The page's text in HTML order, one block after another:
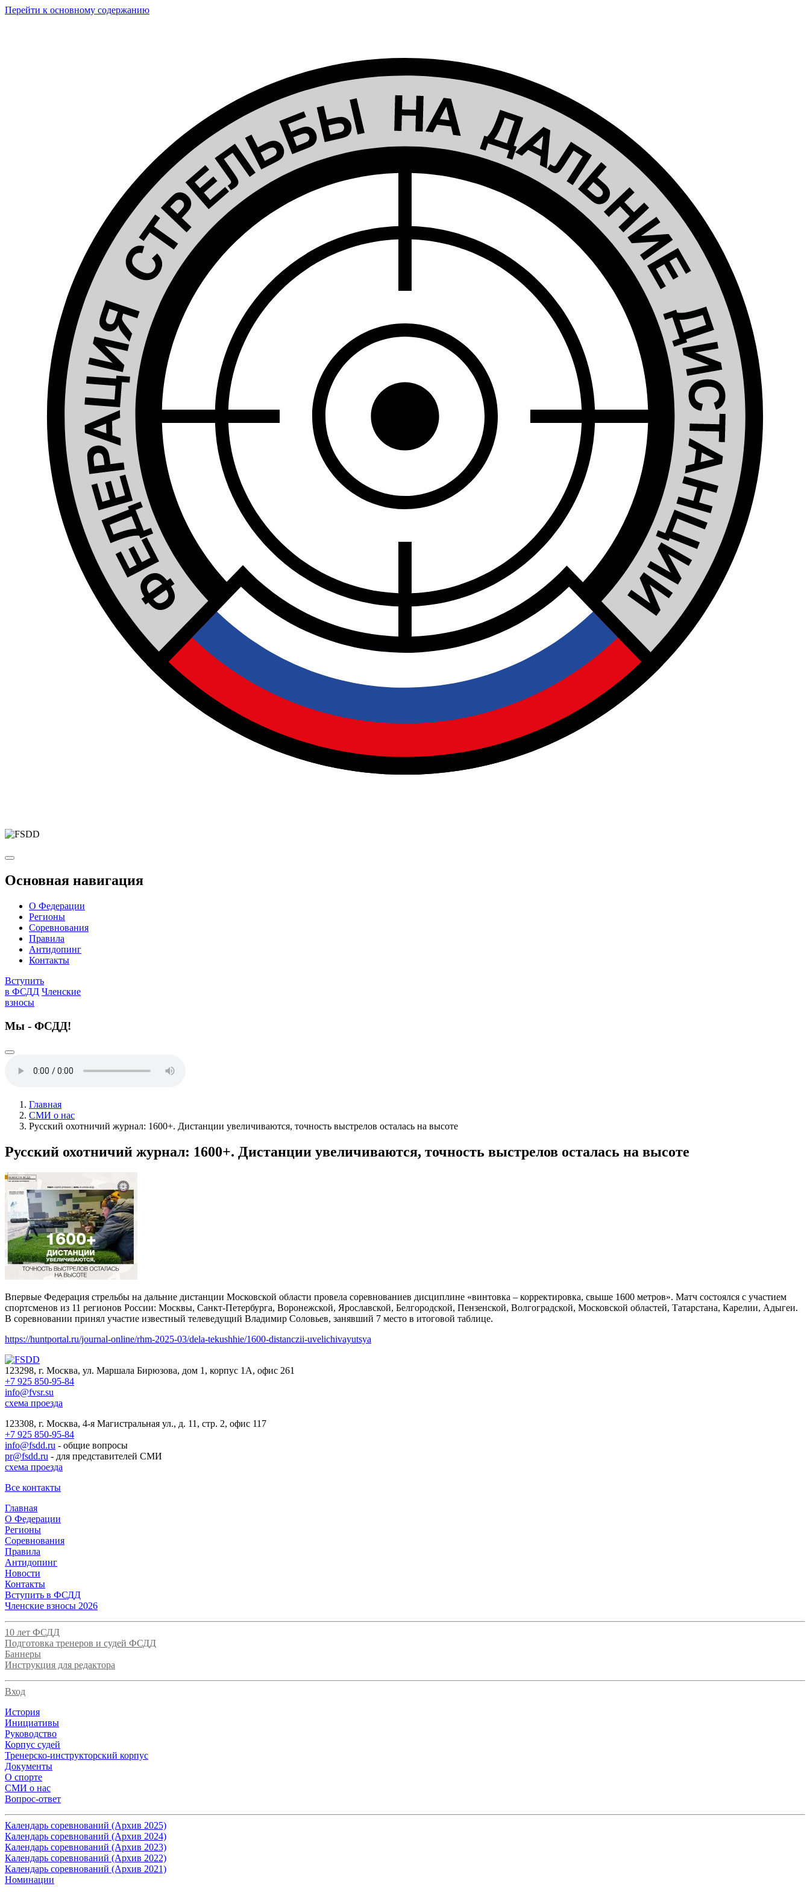
Перейти к основному содержанию
Основная навигация
О Федерации
Регионы
Соревнования
Правила
Антидопинг
Контакты
Вступить
в ФСДД Членские
взносы
Мы - ФСДД!
Главная
СМИ о нас
Русский охотничий журнал: 1600+. Дистанции увеличиваются, точность выстрелов осталась на высоте
Русский охотничий журнал: 1600+. Дистанции увеличиваются, точность выстрелов осталась на высоте
Впервые Федерация стрельбы на дальние дистанции Московской области провела соревнованиев дисциплине «винтовка – корректировка, свыше 1600 метров». Матч состоялся с участием
спортсменов из 11 регионов России: Москвы, Санкт-Петербурга, Воронежской, Ярославской, Белгородской, Пензенской, Волгоградской, Московской областей, Татарстана, Карелии, Адыгеи.
В соревновании принял участие известный телеведущий Владимир Соловьев, занявший 7 место в итоговой таблице.
https://huntportal.ru/journal-online/rhm-2025-03/dela-tekushhie/1600-distanczii-uvelichivayutsya
123298, г. Москва, ул. Маршала Бирюзова, дом 1, корпус 1А, офис 261
+7 925 850-95-84
info@fvsr.su
схема проезда
123308, г. Москва, 4-я Магистральная ул., д. 11, стр. 2, офис 117
+7 925 850-95-84
info@fsdd.ru - общие вопросы
pr@fsdd.ru - для представителей СМИ
схема проезда
Все контакты
Главная
О Федерации
Регионы
Соревнования
Правила
Антидопинг
Новости
Контакты
Вступить в ФСДД
Членские взносы 2026
10 лет ФСДД
Подготовка тренеров и судей ФСДД
Баннеры
Инструкция для редактора
Вход
История
Инициативы
Руководство
Корпус судей
Тренерско-инструкторский корпус
Документы
О спорте
СМИ о нас
Вопрос-ответ
Календарь соревнований (Архив 2025)
Календарь соревнований (Архив 2024)
Календарь соревнований (Архив 2023)
Календарь соревнований (Архив 2022)
Календарь соревнований (Архив 2021)
Номинации